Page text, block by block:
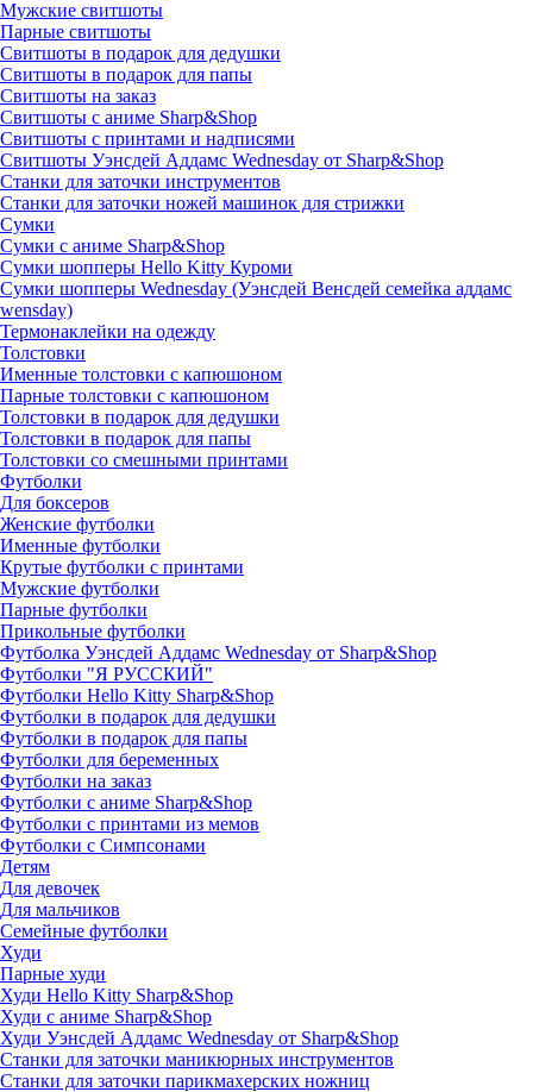
Мужские свитшоты
Парные свитшоты
Свитшоты в подарок для дедушки
Свитшоты в подарок для папы
Свитшоты на заказ
Свитшоты с аниме Sharp&Shop
Свитшоты с принтами и надписями
Свитшоты Уэнсдей Аддамс Wednesday от Sharp&Shop
Станки для заточки инструментов
Станки для заточки ножей машинок для стрижки
Сумки
Сумки с аниме Sharp&Shop
Сумки шопперы Hello Kitty Куроми
Сумки шопперы Wednesday (Уэнсдей Венсдей семейка аддамс
wensday)
Термонаклейки на одежду
Толстовки
Именные толстовки с капюшоном
Парные толстовки с капюшоном
Толстовки в подарок для дедушки
Толстовки в подарок для папы
Толстовки со смешными принтами
Футболки
Для боксеров
Женские футболки
Именные футболки
Крутые футболки с принтами
Мужские футболки
Парные футболки
Прикольные футболки
Футболка Уэнсдей Аддамс Wednesday от Sharp&Shop
Футболки "Я РУССКИЙ"
Футболки Hello Kitty Sharp&Shop
Футболки в подарок для дедушки
Футболки в подарок для папы
Футболки для беременных
Футболки на заказ
Футболки с аниме Sharp&Shop
Футболки с принтами из мемов
Футболки с Симпсонами
Детям
Для девочек
Для мальчиков
Семейные футболки
Худи
Парные худи
Худи Hello Kitty Sharp&Shop
Худи с аниме Sharp&Shop
Худи Уэнсдей Аддамс Wednesday от Sharp&Shop
Станки для заточки маникюрных инструментов
Станки для заточки парикмахерских ножниц